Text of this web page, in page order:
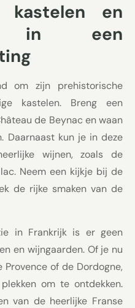
kastelen en
in een
om zijn prehistorische
kastelen. Breng een
de Beynac en waan
Daarnaast kun je in deze
wijnen, zoals de
Neem een kijkje bij de
de rijke smaken van de
in Frankrijk is er geen
en wijngaarden. Of je nu
of de Dordogne,
om te ontdekken.
van de heerlijke Franse